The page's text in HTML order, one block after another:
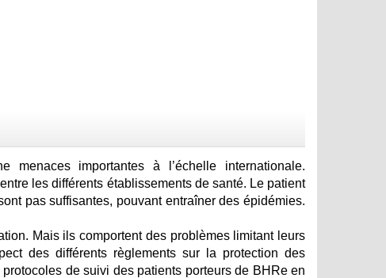
menaces importantes à l’échelle internationale.
les différents établissements de santé. Le patient
pas suffisantes, pouvant entraîner des épidémies.
Mais ils comportent des problèmes limitant leurs
des différents règlements sur la protection des
de suivi des patients porteurs de BHRe en